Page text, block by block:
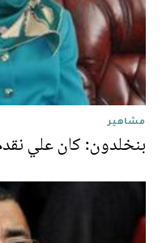
مشاهير
بنخلدون: كان علي